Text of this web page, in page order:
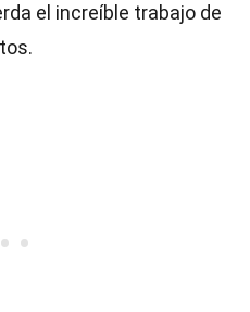
el increíble trabajo de